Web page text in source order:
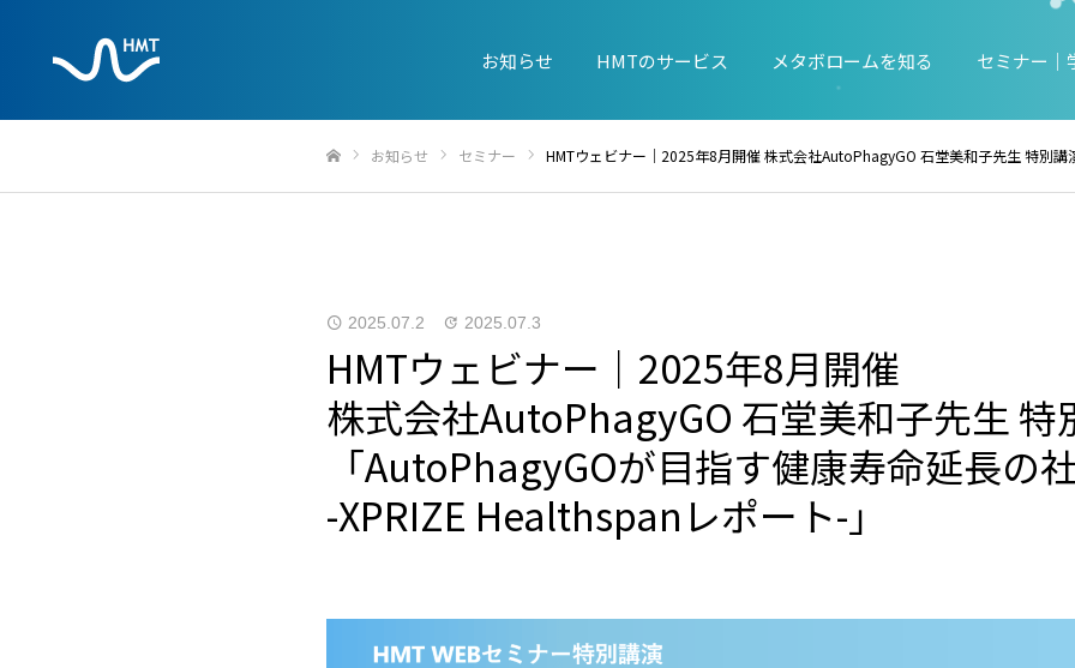
お知らせ HMTのサービス メタボロームを知る セミナー｜
お知らせ セミナー HMTウェビナー｜2025年8月開催 株式会社AutoPhagyGO 石堂美和子先生 特別講演「AutoPhagyGOが目指す健康寿命延
2025.07.2 2025.07.3
HMTウェビナー｜2025年8月開催
株式会社AutoPhagyGO 石堂美和子先生 特
「AutoPhagyGOが目指す健康寿命延長の
-XPRIZE Healthspanレポート-」